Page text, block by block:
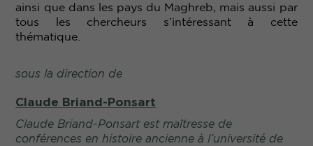
ainsi que dans les pays du Maghreb, mais aussi par
tous les chercheurs s’intéressant à cette
thématique.
sous la direction de
Claude Briand-Ponsart
Claude Briand-Ponsart est maîtresse de
conférences en histoire ancienne à l’université de